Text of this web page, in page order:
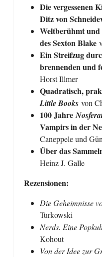
Die vergessenen
Ditz von
Weltberühmt und
des Sexton Blake
Ein Streifzug
brennenden und
Horst Illmer
Quadratisch,
Little Books von
100 Jahre
Vampirs in der
Caneppele und
Über das
Heinz J. Galle
Rezensionen:
Die Geheimnisse
Turkowski
Nerds. Eine
Kohout
Von der Idee zur